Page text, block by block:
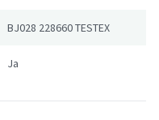
BJ028 228660 TESTEX
Ja